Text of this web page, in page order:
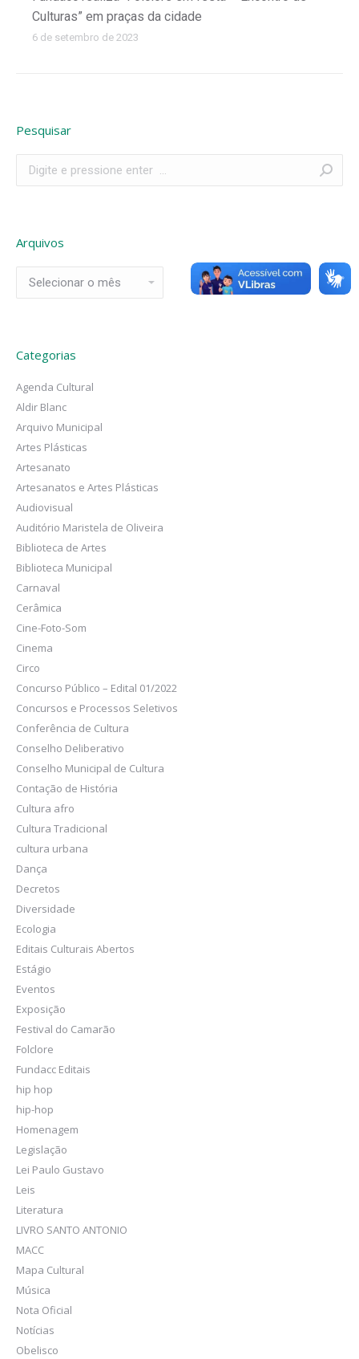
Culturas” em praças da cidade
6 de setembro de 2023
Pesquisar
Arquivos
Categorias
Agenda Cultural
Aldir Blanc
Arquivo Municipal
Artes Plásticas
Artesanato
Artesanatos e Artes Plásticas
Audiovisual
Auditório Maristela de Oliveira
Biblioteca de Artes
Biblioteca Municipal
Carnaval
Cerâmica
Cine-Foto-Som
Cinema
Circo
Concurso Público – Edital 01/2022
Concursos e Processos Seletivos
Conferência de Cultura
Conselho Deliberativo
Conselho Municipal de Cultura
Contação de História
Cultura afro
Cultura Tradicional
cultura urbana
Dança
Decretos
Diversidade
Ecologia
Editais Culturais Abertos
Estágio
Eventos
Exposição
Festival do Camarão
Folclore
Fundacc Editais
hip hop
hip-hop
Homenagem
Legislação
Lei Paulo Gustavo
Leis
Literatura
LIVRO SANTO ANTONIO
MACC
Mapa Cultural
Música
Nota Oficial
Notícias
Obelisco